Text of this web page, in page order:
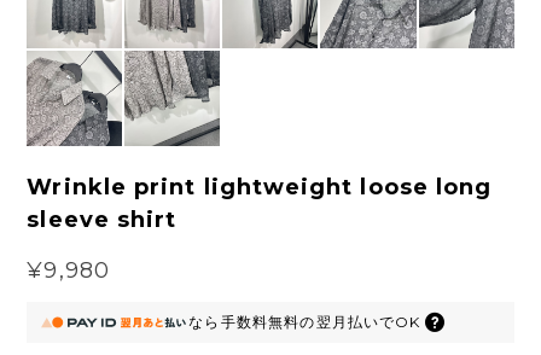
Wrinkle print lightweight loose long
sleeve shirt
¥9,980
なら 手数料無料の翌月払いでOK